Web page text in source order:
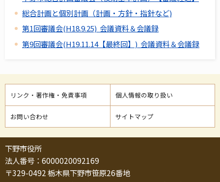
総合計画と個別計画（計画・方針・指針など)
第1回審議会(H18.9.25) 会議資料＆会議録
第9回審議会(H19.11.14【最終回】) 会議資料＆会議録
リンク・著作権・免責事項 個人情報の取り扱い
お問い合わせ サイトマップ
下野市役所
法人番号：6000020092169
〒329-0492 栃木県下野市笹原26番地